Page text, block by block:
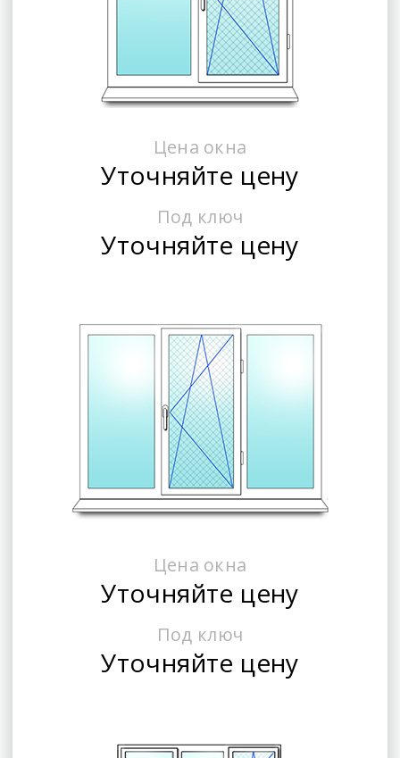
Цена окна
Уточняйте цену
Под ключ
Уточняйте цену
Цена окна
Уточняйте цену
Под ключ
Уточняйте цену